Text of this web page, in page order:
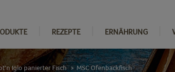
REZEPTE ERNÄHRUNG
Iglo panierter Fisch > MSC Ofenbackfisch